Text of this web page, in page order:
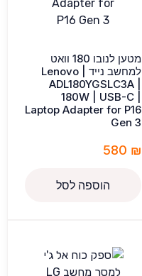
מטען לנובו 180 וואט
למחשב נייד Lenovo |
ADL180YGSLC3A |
180W | USB-C |
Laptop Adapter for P16
Gen 3
580 ₪
הוספה לסל